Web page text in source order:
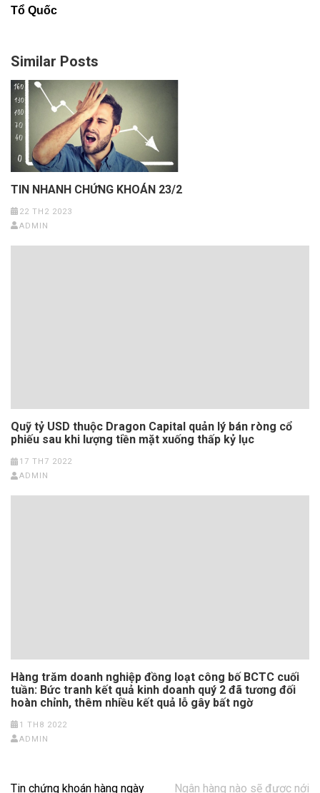
Tổ Quốc
Similar Posts
TIN NHANH CHỨNG KHOÁN 23/2
22 TH2 2023
ADMIN
Quỹ tỷ USD thuộc Dragon Capital quản lý bán ròng cổ
phiếu sau khi lượng tiền mặt xuống thấp kỷ lục
17 TH7 2022
ADMIN
Hàng trăm doanh nghiệp đồng loạt công bố BCTC cuối
tuần: Bức tranh kết quả kinh doanh quý 2 đã tương đối
hoàn chỉnh, thêm nhiều kết quả lỗ gây bất ngờ
1 TH8 2022
ADMIN
Điều
Tin chứng khoán hàng ngày
Ngân hàng nào sẽ được nới